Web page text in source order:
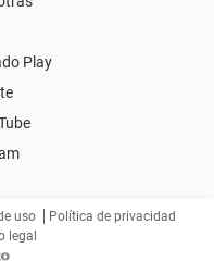
Play
uso
Política de privacidad
legal